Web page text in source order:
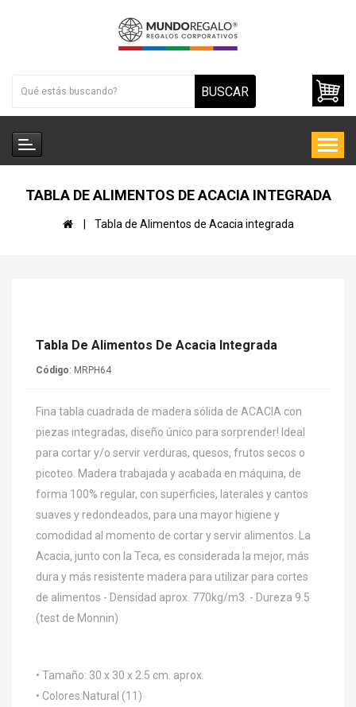
BUSCAR
TABLA DE ALIMENTOS DE ACACIA INTEGRADA
Tabla de Alimentos de Acacia integrada
Tabla De Alimentos De Acacia Integrada
Código: MRPH64
Fina tabla cuadrada de madera sólida de ACACIA con
piezas integradas, diseño único para sorprender! Ideal
para cortar y/o servir verduras, quesos, frutos secos o
picoteo. Madera trabajada y acabada en máquina, de
forma 100% regular, con superficies, laterales y cantos
suaves y redondeados, para una mayor higiene y
comodidad al momento de cortar y servir alimentos. La
Acacia, junto con la Teca, es considerada la mejor, más
dura y más resistente madera para utilizar para cortes
de alimentos - Densidad aprox. 770kg/m3. - Dureza 9.5
(test de Monnin)
• Tamaño: 30 x 30 x 2.5 cm. aprox.
• Colores:Natural (11)